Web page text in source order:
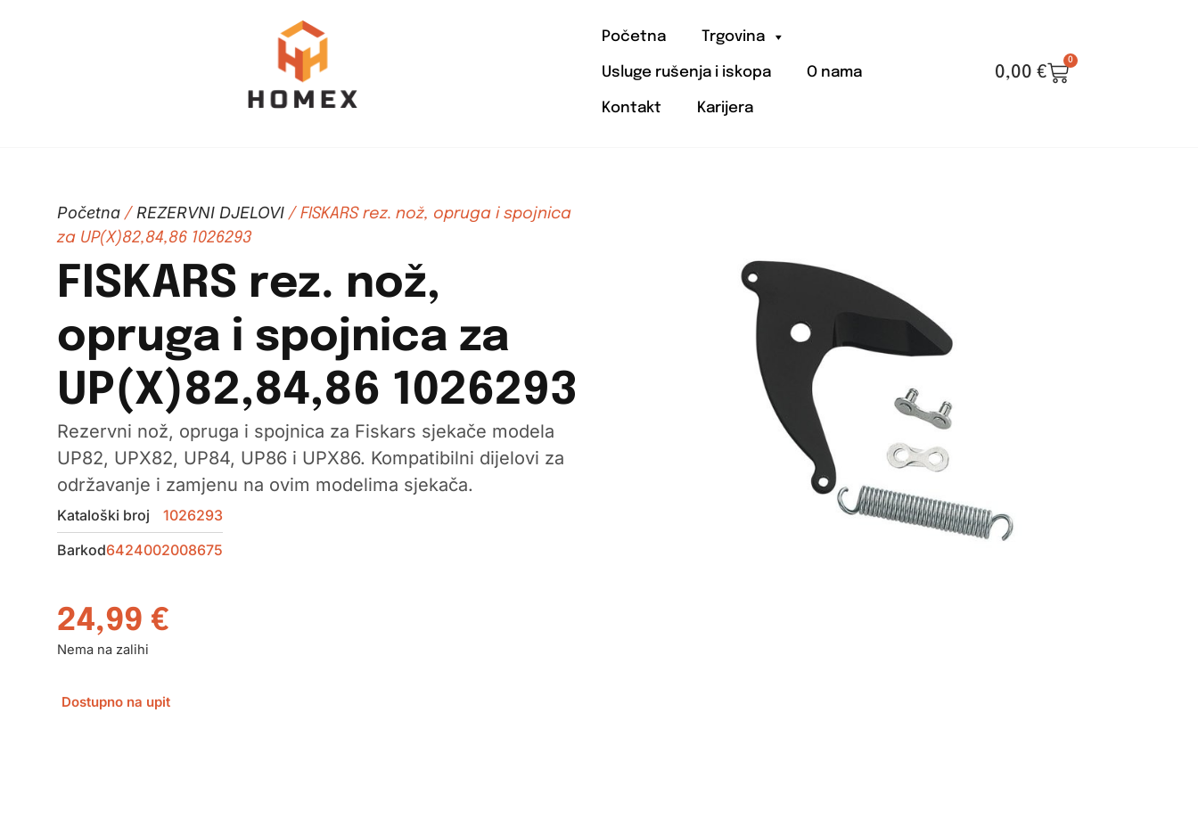
Početna Trgovina
Usluge rušenja i iskopa O nama
Kontakt Karijera
0,00 €
0
Početna/ REZERVNI DJELOVI/ FISKARS rez. nož, opruga i spojnica
za UP(X)82,84,86 1026293
FISKARS rez. nož,
opruga i spojnica za
UP(X)82,84,86 1026293
Rezervni nož, opruga i spojnica za Fiskars sjekače modela
UP82, UPX82, UP84, UP86 i UPX86. Kompatibilni dijelovi za
održavanje i zamjenu na ovim modelima sjekača.
Kataloški broj
1026293
Barkod6424002008675
24,99 €
Nema na zalihi
Dostupno na upit